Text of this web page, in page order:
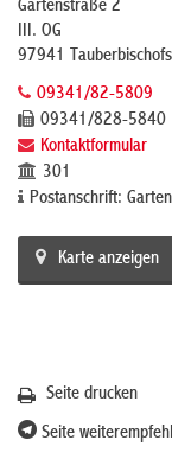
Gartenstraße 2
III. OG
97941
09341/82-5809
09341/828-5840
Kontaktformular
301
Postanschrift:
Karte anzeigen
Seite drucken
Seite